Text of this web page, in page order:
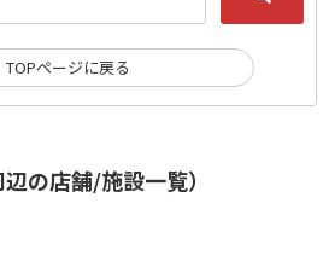
の店舗/施設一覧）
TOPページに戻る